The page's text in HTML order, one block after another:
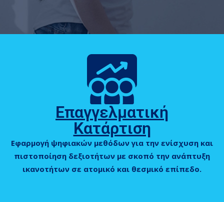
Επαγγελματική
Κατάρτιση
Εφαρμογή ψηφιακών μεθόδων για την ενίσχυση και
πιστοποίηση δεξιοτήτων με σκοπό την ανάπτυξη
ικανοτήτων σε ατομικό και θεσμικό επίπεδο.